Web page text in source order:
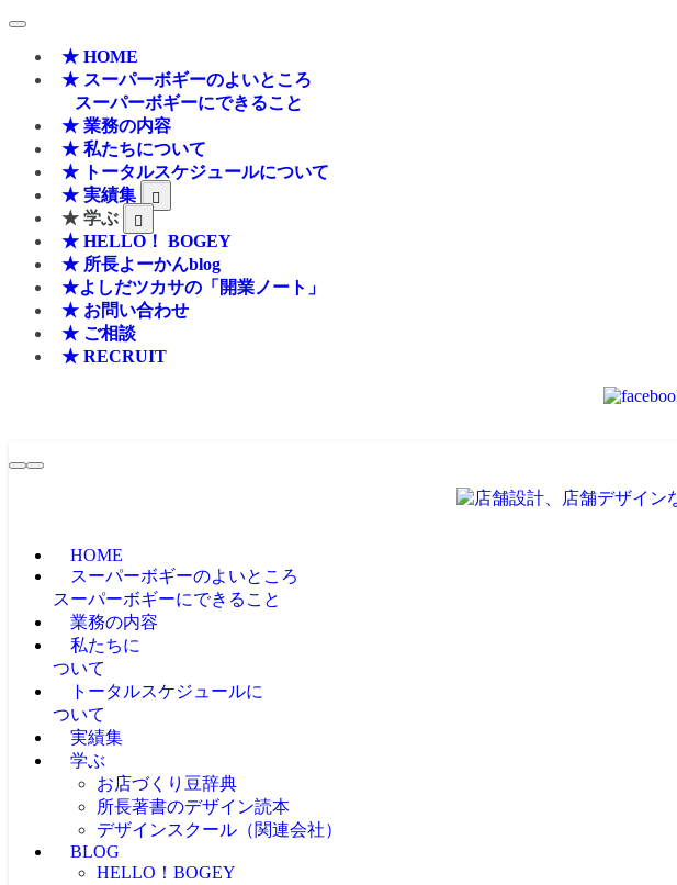
★ HOME
★ スーパーボギーのよいところ
スーパーボギーにできること
★ 業務の内容
★ 私たちについて
★ トータルスケジュールについて
★ 実績集
★ 学ぶ
★ HELLO！ BOGEY
★ 所長よーかんblog
★よしだツカサの「開業ノート」
★ お問い合わせ
★ ご相談
★ RECRUIT
HOME
スーパーボギーのよいところ
スーパーボギーにできること
業務の内容
私たちに
ついて
トータルスケジュールに
ついて
実績集
学ぶ
お店づくり豆辞典
所長著書のデザイン読本
デザインスクール（関連会社）
BLOG
HELLO！BOGEY